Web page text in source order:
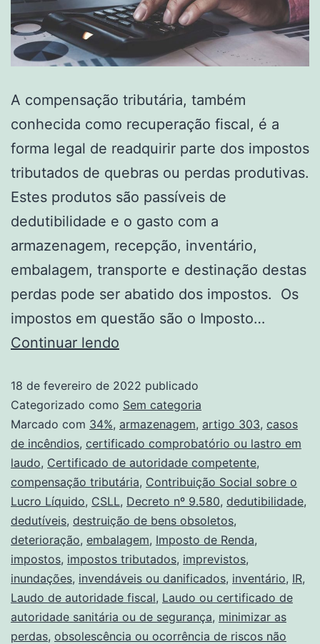
A compensação tributária, também
conhecida como recuperação fiscal, é a
forma legal de readquirir parte dos impostos
tributados de quebras ou perdas produtivas.
Estes produtos são passíveis de
dedutibilidade e o gasto com a
armazenagem, recepção, inventário,
embalagem, transporte e destinação destas
perdas pode ser abatido dos impostos. Os
impostos em questão são o Imposto…
Continuar lendo
18 de fevereiro de 2022 publicado
Categorizado como Sem categoria
Marcado com 34%, armazenagem, artigo 303, casos
de incêndios, certificado comprobatório ou lastro em
laudo, Certificado de autoridade competente,
compensação tributária, Contribuição Social sobre o
Lucro Líquido, CSLL, Decreto nº 9.580, dedutibilidade,
dedutíveis, destruição de bens obsoletos,
deterioração, embalagem, Imposto de Renda,
impostos, impostos tributados, imprevistos,
inundações, invendáveis ou danificados, inventário, IR,
Laudo de autoridade fiscal, Laudo ou certificado de
autoridade sanitária ou de segurança, minimizar as
perdas, obsolescência ou ocorrência de riscos não